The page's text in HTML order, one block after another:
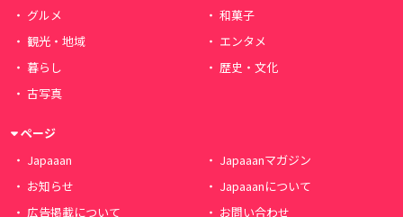
グルメ
和菓子
観光・地域
エンタメ
暮らし
歴史・文化
古写真
ページ
Japaaan
Japaaanマガジン
お知らせ
Japaaanについて
広告掲載について
お問い合わせ